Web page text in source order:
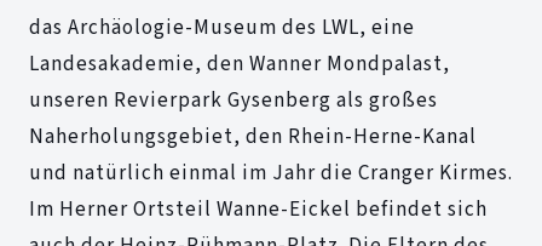
das Archäologie-Museum des LWL, eine
Landesakademie, den Wanner Mondpalast,
unseren Revierpark Gysenberg als großes
Naherholungsgebiet, den Rhein-Herne-Kanal
und natürlich einmal im Jahr die Cranger Kirmes.
Im Herner Ortsteil Wanne-Eickel befindet sich